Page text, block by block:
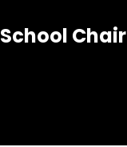
School Chair